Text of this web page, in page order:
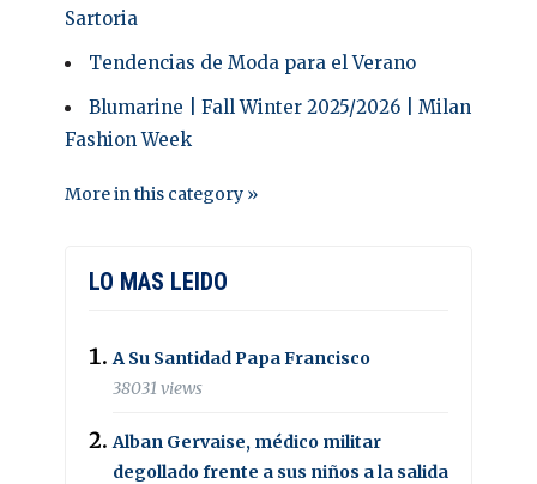
Sartoria
Tendencias de Moda para el Verano
Blumarine | Fall Winter 2025/2026 | Milan
Fashion Week
More in this category »
LO MAS LEIDO
A Su Santidad Papa Francisco
38031 views
Alban Gervaise, médico militar
degollado frente a sus niños a la salida